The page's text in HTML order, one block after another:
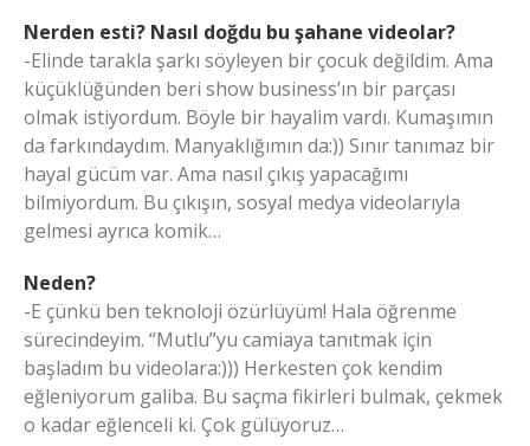
Nerden esti? Nasıl doğdu bu şahane videolar?
-Elinde tarakla şarkı söyleyen bir çocuk değildim. Ama
küçüklüğünden beri show business’ın bir parçası
olmak istiyordum. Böyle bir hayalim vardı. Kumaşımın
da farkındaydım. Manyaklığımın da:)) Sınır tanımaz bir
hayal gücüm var. Ama nasıl çıkış yapacağımı
bilmiyordum. Bu çıkışın, sosyal medya videolarıyla
gelmesi ayrıca komik…
Neden?
-E çünkü ben teknoloji özürlüyüm! Hala öğrenme
sürecindeyim. “Mutlu”yu camiaya tanıtmak için
başladım bu videolara:))) Herkesten çok kendim
eğleniyorum galiba. Bu saçma fikirleri bulmak, çekmek
o kadar eğlenceli ki. Çok gülüyoruz…